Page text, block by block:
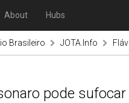
About Hubs
Brasileiro JOTA.Info
pode